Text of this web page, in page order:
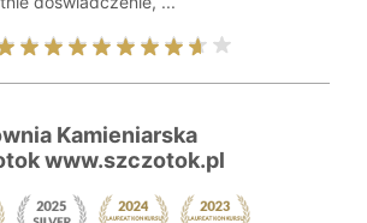
Kamieniarska
www.szczotok.pl